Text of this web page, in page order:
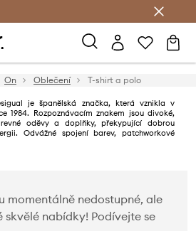
On Oblečení T-shirt a polo
je španělská značka, která vznikla v
1984. Rozpoznávacím znakem jsou divoké,
oděvy a doplňky, překypující dobrou
Odvážné spojení barev, patchworkové
momentálně nedostupné, ale
skvělé nabídky! Podívejte se